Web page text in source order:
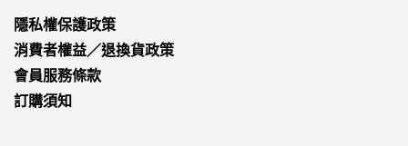
隱私權保護政策
消費者權益／退換貨政策
會員服務條款
訂購須知